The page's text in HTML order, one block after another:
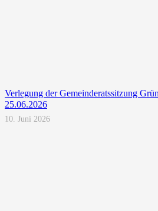
Verlegung der Gemeinderatssitzung
25.06.2026
10. Juni 2026